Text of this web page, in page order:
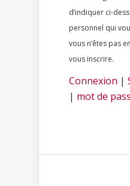
d’indiquer ci-
personnel qui vous a été
vous n’êtes pas
vous inscrire.
Connexion |
| mot de